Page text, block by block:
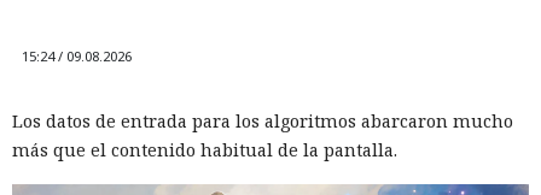
15:24 / 09.08.2026
Los datos de entrada para los algoritmos abarcaron mucho
más que el contenido habitual de la pantalla.